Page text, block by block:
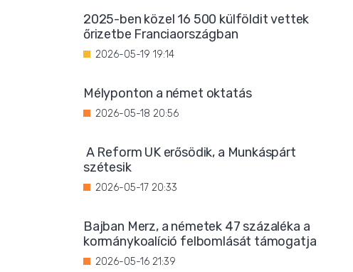
2025-ben közel 16 500 külföldit vettek
őrizetbe Franciaországban
2026-05-19 19:14
Mélyponton a német oktatás
2026-05-18 20:56
A Reform UK erősödik, a Munkáspárt
szétesik
2026-05-17 20:33
Bajban Merz, a németek 47 százaléka a
kormánykoalíció felbomlását támogatja
2026-05-16 21:39